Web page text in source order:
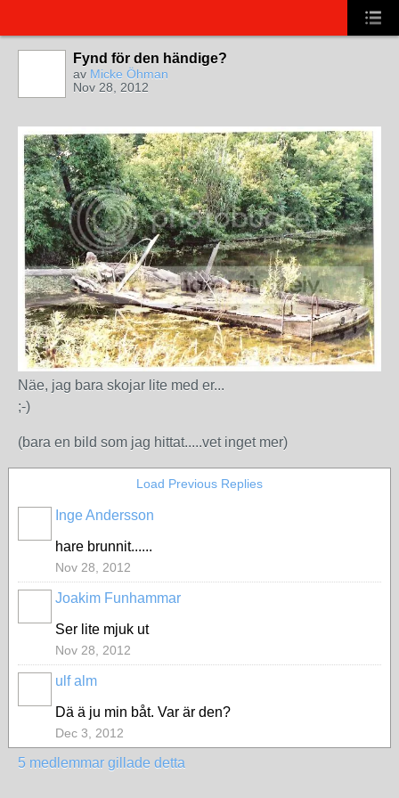
Fynd för den händige?
av Micke Öhman
Nov 28, 2012
Näe, jag bara skojar lite med er...
;-)
(bara en bild som jag hittat.....vet inget mer)
Load Previous Replies
Inge Andersson
hare brunnit......
Nov 28, 2012
Joakim Funhammar
Ser lite mjuk ut
Nov 28, 2012
ulf alm
Dä ä ju min båt. Var är den?
Dec 3, 2012
5 medlemmar gillade detta